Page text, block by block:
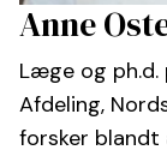
Anne
Læge og
Afdeling,
forsker blandt